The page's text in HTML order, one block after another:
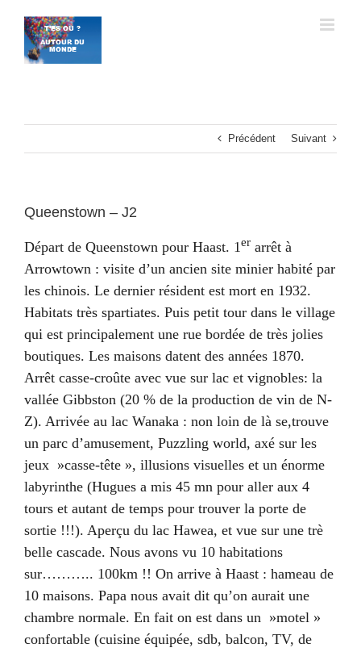
contenu
Précédent Suivant
Queenstown – J2
Départ de Queenstown pour Haast. 1er arrêt à
Arrowtown : visite d’un ancien site minier habité par
les chinois. Le dernier résident est mort en 1932.
Habitats très spartiates. Puis petit tour dans le village
qui est principalement une rue bordée de très jolies
boutiques. Les maisons datent des années 1870.
Arrêt casse-croûte avec vue sur lac et vignobles: la
vallée Gibbston (20 % de la production de vin de N-
Z). Arrivée au lac Wanaka : non loin de là se,trouve
un parc d’amusement, Puzzling world, axé sur les
jeux »casse-tête », illusions visuelles et un énorme
labyrinthe (Hugues a mis 45 mn pour aller aux 4
tours et autant de temps pour trouver la porte de
sortie !!!). Aperçu du lac Hawea, et vue sur une trè
belle cascade. Nous avons vu 10 habitations
sur……….. 100km !! On arrive à Haast : hameau de
10 maisons. Papa nous avait dit qu’on aurait une
chambre normale. En fait on est dans un »motel »
confortable (cuisine équipée, sdb, balcon, TV, de